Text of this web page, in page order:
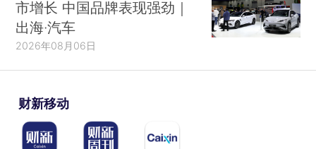
市增长 中国品牌表现强劲｜
出海·汽车
2026年08月06日
财新移动